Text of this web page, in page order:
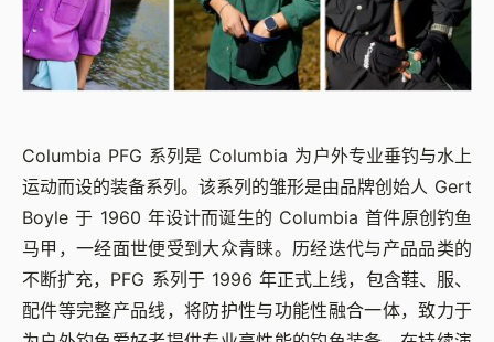
Columbia PFG 系列是 Columbia 为户外专业垂钓与水上
运动而设的装备系列。该系列的雏形是由品牌创始人 Gert
Boyle 于 1960 年设计而诞生的 Columbia 首件原创钓鱼
马甲，一经面世便受到大众青睐。历经迭代与产品品类的
不断扩充，PFG 系列于 1996 年正式上线，包含鞋、服、
配件等完整产品线，将防护性与功能性融合一体，致力于